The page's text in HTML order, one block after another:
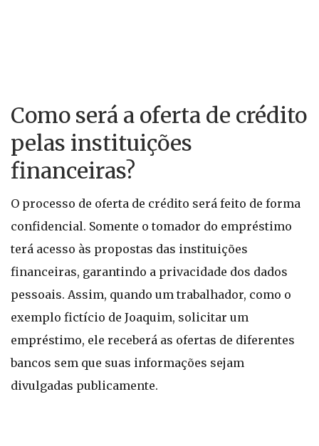
Como será a oferta de crédito
pelas instituições
financeiras?
O processo de oferta de crédito será feito de forma
confidencial. Somente o tomador do empréstimo
terá acesso às propostas das instituições
financeiras, garantindo a privacidade dos dados
pessoais. Assim, quando um trabalhador, como o
exemplo fictício de Joaquim, solicitar um
empréstimo, ele receberá as ofertas de diferentes
bancos sem que suas informações sejam
divulgadas publicamente.